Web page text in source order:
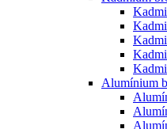
Alumínium